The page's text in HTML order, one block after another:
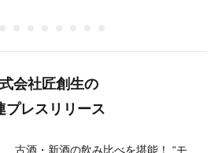
会社匠創生の
プレスリリース
古酒・新酒の飲み比べを堪能！ “モ